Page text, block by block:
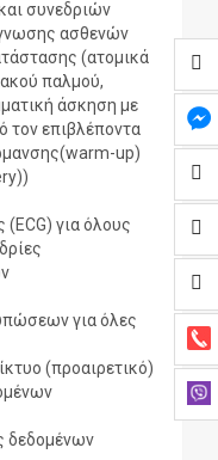
συνεδριών
ασθενών
(ατομικά
παλμού,
άσκηση με
τον επιβλέποντα
up)
για όλους
για όλες
(προαιρετικό)
δεδομένων